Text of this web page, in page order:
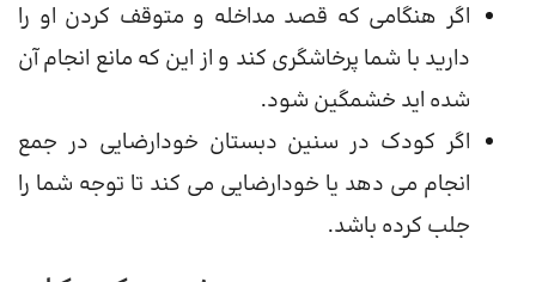
اگر هنگامی که قصد مداخله و متوقف کردن او را
دارید با شما پرخاشگری کند و از این که مانع انجام آن
شده اید خشمگین شود.
اگر کودک در سنین دبستان خودارضایی در جمع
انجام می دهد یا خودارضایی می کند تا توجه شما را
جلب کرده باشد.